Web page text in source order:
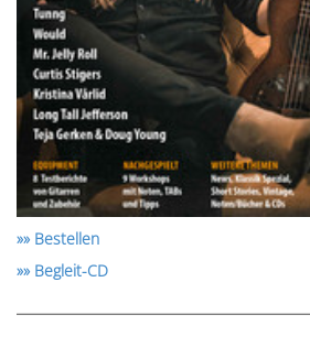
»» Bestellen
»» Begleit-CD